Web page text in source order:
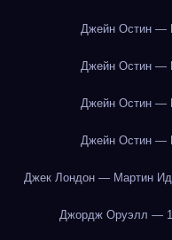
Джейн Остин —
Джейн Остин —
Джейн Остин —
Джейн Остин —
Джек Лондон — Мартин
Джордж Оруэлл —